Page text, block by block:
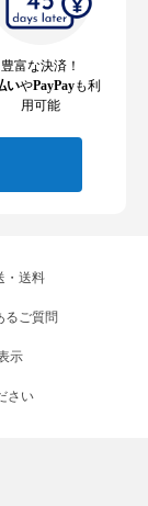
豊富な決済！
いやPayPayも利
用可能
・送料
るご質問
示
さい